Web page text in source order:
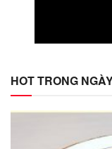
HOT TRONG